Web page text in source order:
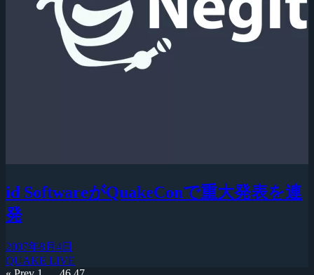
id SoftwareがQuakeConで重大発表を連
発
2007年8月4日
QUAKE LIVE